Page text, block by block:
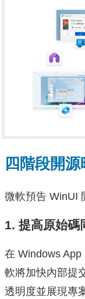
四階段開源
微軟預告 WinUI
1. 提高原始碼
在 Windows
軟將加快內部提
透明度並展現專